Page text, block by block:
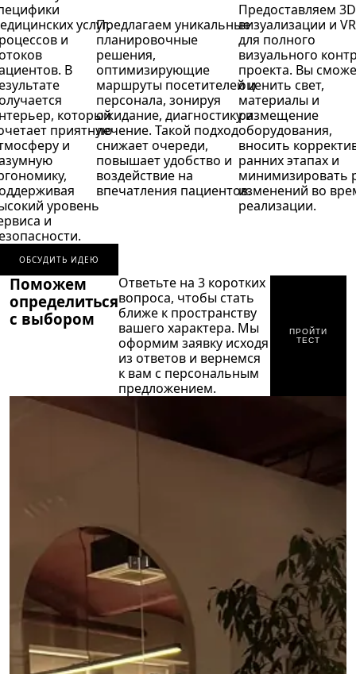
услуг,
и
В
который
приятную
и
уровень
и
Предлагаем уникальные
планировочные
решения,
оптимизирующие
маршруты посетителей и
персонала, зонируя
ожидание, диагностику и
лечение. Такой подход
снижает очереди,
повышает удобство и
воздействие на
впечатления пациентов.
Предоставляем
визуализации и
для полного
визуального
проекта. Вы
оценить свет,
материалы и
размещение
оборудования,
вносить
ранних этапах и
минимизировать
изменений во
реализации.
ОБСУДИТЬ ИДЕЮ
Поможем
определиться
с выбором
Ответьте на 3 коротких
вопроса, чтобы стать
ближе к пространству
вашего характера. Мы
оформим заявку исходя
из ответов и вернемся
к вам с персональным
предложением.
ПРОЙТИ
ТЕСТ